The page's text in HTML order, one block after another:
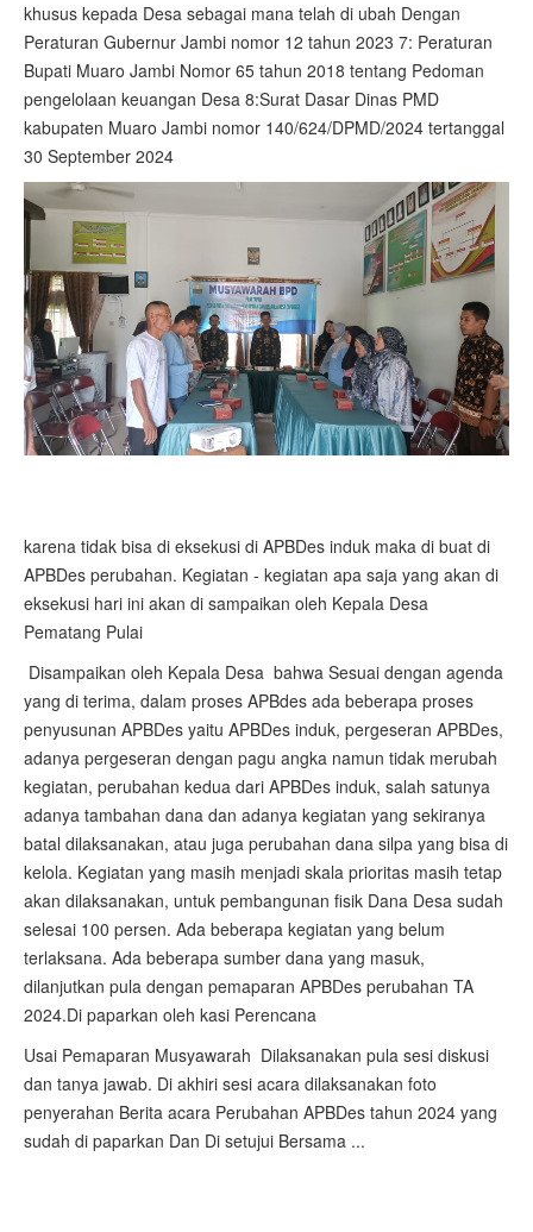
khusus kepada Desa sebagai mana telah di ubah Dengan
Peraturan Gubernur Jambi nomor 12 tahun 2023 7: Peraturan
Bupati Muaro Jambi Nomor 65 tahun 2018 tentang Pedoman
pengelolaan keuangan Desa 8:Surat Dasar Dinas PMD
kabupaten Muaro Jambi nomor 140/624/DPMD/2024 tertanggal
30 September 2024
karena tidak bisa di eksekusi di APBDes induk maka di buat di
APBDes perubahan. Kegiatan - kegiatan apa saja yang akan di
eksekusi hari ini akan di sampaikan oleh Kepala Desa
Pematang Pulai
Disampaikan oleh Kepala Desa bahwa Sesuai dengan agenda
yang di terima, dalam proses APBdes ada beberapa proses
penyusunan APBDes yaitu APBDes induk, pergeseran APBDes,
adanya pergeseran dengan pagu angka namun tidak merubah
kegiatan, perubahan kedua dari APBDes induk, salah satunya
adanya tambahan dana dan adanya kegiatan yang sekiranya
batal dilaksanakan, atau juga perubahan dana silpa yang bisa di
kelola. Kegiatan yang masih menjadi skala prioritas masih tetap
akan dilaksanakan, untuk pembangunan fisik Dana Desa sudah
selesai 100 persen. Ada beberapa kegiatan yang belum
terlaksana. Ada beberapa sumber dana yang masuk,
dilanjutkan pula dengan pemaparan APBDes perubahan TA
2024.Di paparkan oleh kasi Perencana
Usai Pemaparan Musyawarah Dilaksanakan pula sesi diskusi
dan tanya jawab. Di akhiri sesi acara dilaksanakan foto
penyerahan Berita acara Perubahan APBDes tahun 2024 yang
sudah di paparkan Dan Di setujui Bersama ...